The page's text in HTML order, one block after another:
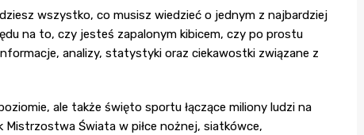
wszystko, co musisz wiedzieć o jednym z najbardziej
na to, czy jesteś zapalonym kibicem, czy po prostu
analizy, statystyki oraz ciekawostki związane z
ale także święto sportu łączące miliony ludzi na
Mistrzostwa Świata w piłce nożnej, siatkówce,